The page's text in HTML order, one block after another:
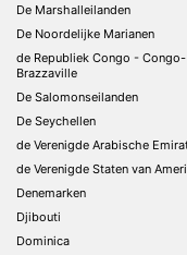
De Marshalleilanden
De Noordelijke Marianen
de Republiek Congo - Congo-
Brazzaville
De Salomonseilanden
De Seychellen
de Verenigde Arabische
de Verenigde Staten van
Denemarken
Djibouti
Dominica